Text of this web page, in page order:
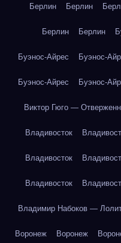
Берлин Берлин
Берлин Берлин
Буэнос-Айрес Буэнос-
Буэнос-Айрес Буэнос-
Виктор Гюго —
Владивосток
Владивосток
Владивосток
Владимир Набоков —
Воронеж Воронеж